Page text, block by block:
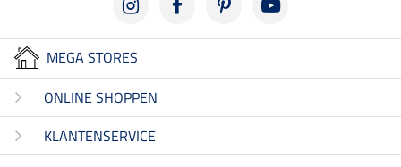
MEGA STORES
ONLINE SHOPPEN
KLANTENSERVICE